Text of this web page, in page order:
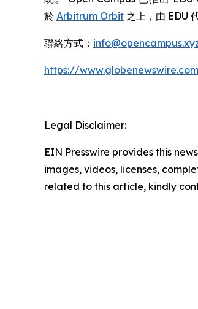
於 Arbitrum Orbit 之上，由 EDU
聯絡方式：
https://
Legal Disclaimer:
EIN Presswire provides this
images, videos, licenses,
related to this article, kindly